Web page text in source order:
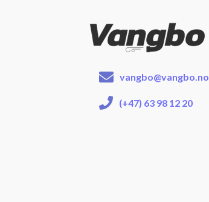
vangbo@vangbo.no
(+47) 63 98 12 20